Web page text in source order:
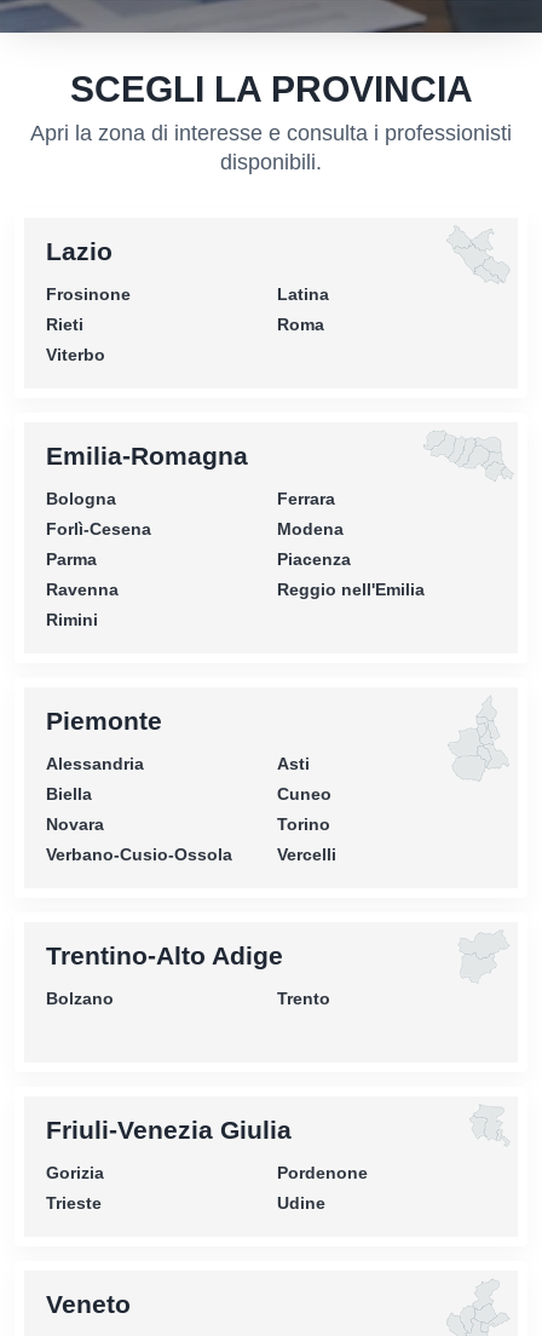
SCEGLI LA PROVINCIA
Apri la zona di interesse e consulta i professionisti
disponibili.
Lazio
Frosinone
Latina
Rieti
Roma
Viterbo
Emilia-Romagna
Bologna
Ferrara
Forlì-Cesena
Modena
Parma
Piacenza
Ravenna
Reggio nell'Emilia
Rimini
Piemonte
Alessandria
Asti
Biella
Cuneo
Novara
Torino
Verbano-Cusio-Ossola
Vercelli
Trentino-Alto Adige
Bolzano Trento
Friuli-Venezia Giulia
Gorizia
Pordenone
Trieste
Udine
Veneto